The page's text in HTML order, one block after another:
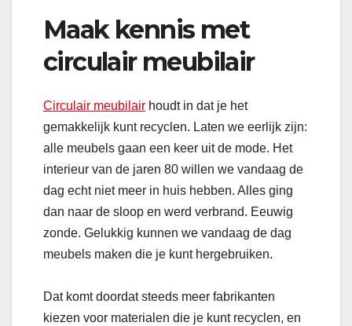
Maak kennis met
circulair meubilair
Circulair meubilair houdt in dat je het
gemakkelijk kunt recyclen. Laten we eerlijk zijn:
alle meubels gaan een keer uit de mode. Het
interieur van de jaren 80 willen we vandaag de
dag echt niet meer in huis hebben. Alles ging
dan naar de sloop en werd verbrand. Eeuwig
zonde. Gelukkig kunnen we vandaag de dag
meubels maken die je kunt hergebruiken.
Dat komt doordat steeds meer fabrikanten
kiezen voor materialen die je kunt recyclen, en